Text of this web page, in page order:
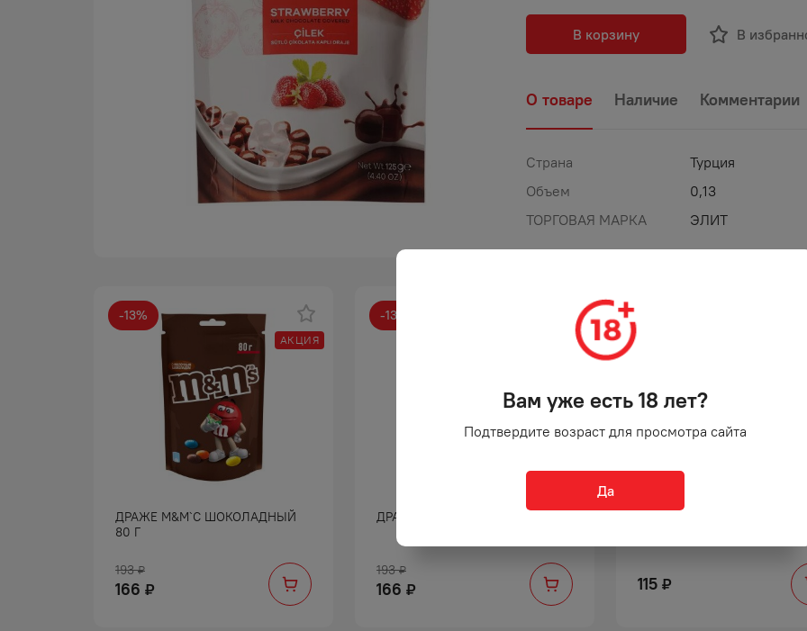
В корзину В
О товаре Наличие Комментарии
Страна
Турция
Объем
0,13
ТОРГОВАЯ МАРКА
ЭЛИТ
-13%
АКЦИЯ
ДРАЖЕ М&М`С ШОКОЛАДНЫЙ
80 Г
193 ₽
166 ₽
-13
АКЦИЯ
ДРАЖЕ М&М`С АРАХИСОМ 80 Г
193 ₽
166 ₽
ДРАЖЕ М&М`С
115 ₽
Вам уже есть 18 лет?
Подтвердите возраст для просмотра сайта
Да